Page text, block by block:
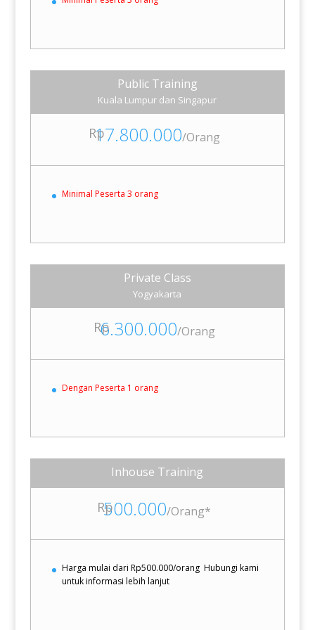
Public Training
Kuala Lumpur dan Singapur
Rp
17.800.000/Orang
Minimal Peserta 3 orang
Private Class
Yogyakarta
Rp
6.300.000/Orang
Dengan Peserta 1 orang
Inhouse Training
Rp
500.000/Orang*
Harga mulai dari Rp500.000/orang Hubungi kami
untuk informasi lebih lanjut